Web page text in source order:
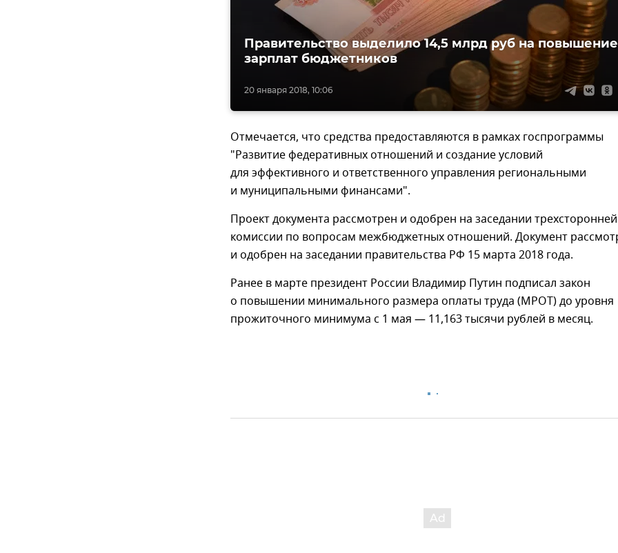
20 января 2018, 10:06
Правительство выделило 14,5 млрд руб на повышение
зарплат бюджетников
Отмечается, что средства предоставляются в рамках госпрограммы
"Развитие федеративных отношений и создание условий
для эффективного и ответственного управления региональными
и муниципальными финансами".
Проект документа рассмотрен и одобрен на заседании трехсторонней
комиссии по вопросам межбюджетных отношений. Документ
и одобрен на заседании правительства РФ 15 марта 2018 года.
Ранее в марте президент России Владимир Путин подписал закон
о повышении минимального размера оплаты труда (МРОТ) до уровня
прожиточного минимума с 1 мая — 11,163 тысячи рублей в месяц.